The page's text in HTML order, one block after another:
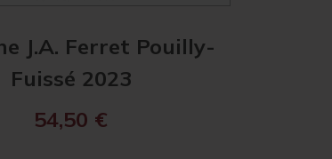
J.A. Ferret Pouilly-
Fuissé 2023
54,50 €